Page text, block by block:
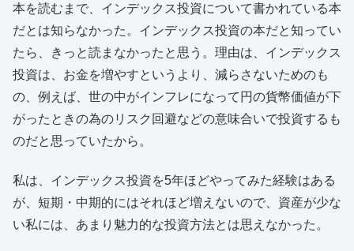
本を読むまで、インデックス投資について書かれている本
だとは知らなかった。インデックス投資の本だと知ってい
たら、きっと読まなかったと思う。理由は、インデックス
投資は、お金を増やすというより、減らさないためのも
の、例えば、世の中がインフレになって円の貨幣価値が下
がったときの為のリスク回避などの意味合いで投資するも
のだと思っていたから。
私は、インデックス投資を5年ほどやってみた経験はある
が、短期・中期的にはそれほど増えないので、資産が少な
い私には、あまり魅力的な投資方法とは思えなかった。